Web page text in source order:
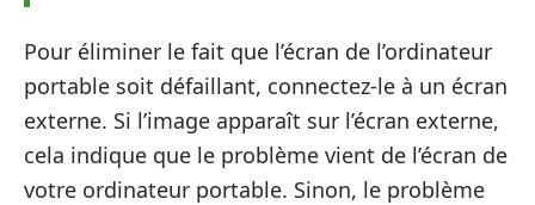
Pour éliminer le fait que l’écran de l’ordinateur
portable soit défaillant, connectez-le à un écran
externe. Si l’image apparaît sur l’écran externe,
cela indique que le problème vient de l’écran de
votre ordinateur portable. Sinon, le problème